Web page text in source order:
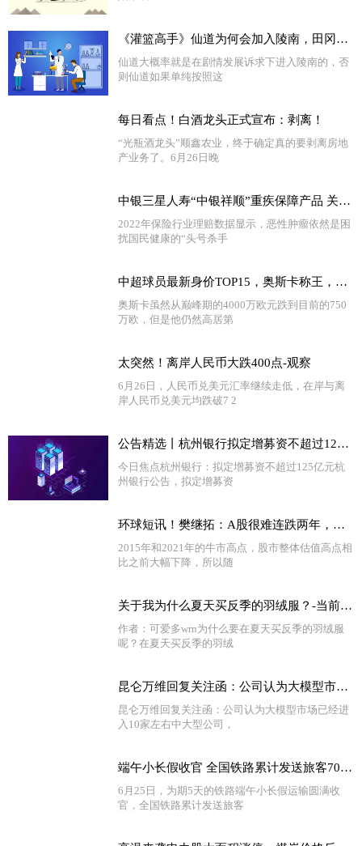
《灌篮高手》仙道为何会加入陵南，田冈给了多少好处？|今日精选
仙道大概率就是在剧情发展诉求下进入陵南的，否
则仙道如果单纯按照这
每日看点！白酒龙头正式宣布：剥离！
“光瓶酒龙头”顺鑫农业，终于确定真的要剥离房地
产业务了。6月26日晚
中银三星人寿“中银祥顺”重疾保障产品 关注多发疾病 提质性价比高
2022年保险行业理赔数据显示，恶性肿瘤依然是困
扰国民健康的“头号杀手
中超球员最新身价TOP15，奥斯卡称王，武磊国内最高，红黑榜都有谁 今头条
奥斯卡虽然从巅峰期的4000万欧元跌到目前的750
万欧，但是他仍然高居第
太突然！离岸人民币大跌400点-观察
6月26日，人民币兑美元汇率继续走低，在岸与离
岸人民币兑美元均跌破7 2
公告精选丨杭州银行拟定增募资不超过125亿元；昆仑万维回复关注函：股东借款安排让公司资金储备更加丰富
今日焦点杭州银行：拟定增募资不超过125亿元杭
州银行公告，拟定增募资
环球短讯！樊继拓：A股很难连跌两年，看好三季度股市
2015年和2021年的牛市高点，股市整体估值高点相
比之前大幅下降，所以随
关于我为什么夏天买反季的羽绒服？-当前热闻
作者：可爱多wrn为什么要在夏天买反季的羽绒服
呢？在夏天买反季的羽绒
昆仑万维回复关注函：公司认为大模型市场已经进入10家左右中大型公司 当前热闻
昆仑万维回复关注函：公司认为大模型市场已经进
入10家左右中大型公司，
端午小长假收官 全国铁路累计发送旅客7037.9万人次|报道
6月25日，为期5天的铁路端午小长假运输圆满收
官，全国铁路累计发送旅客